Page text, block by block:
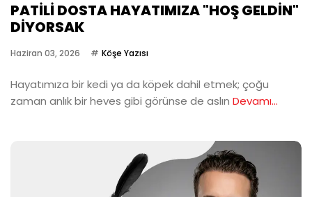
PATİLİ DOSTA HAYATIMIZA "HOŞ GELDİN"
DİYORSAK
Haziran 03, 2026 Köşe Yazısı
Hayatımıza bir kedi ya da köpek dahil etmek; çoğu
zaman anlık bir heves gibi görünse de aslın Devamı...